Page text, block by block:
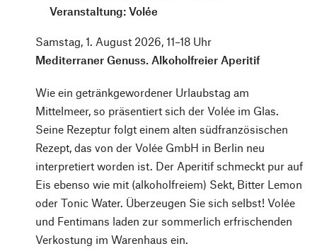
Veranstaltung: Volée
Samstag, 1. August 2026, 11–18 Uhr
Mediterraner Genuss. Alkoholfreier Aperitif
Wie ein getränkgewordener Urlaubstag am
Mittelmeer, so präsentiert sich der Volée im Glas.
Seine Rezeptur folgt einem alten südfranzösischen
Rezept, das von der Volée GmbH in Berlin neu
interpretiert worden ist. Der Aperitif schmeckt pur auf
Eis ebenso wie mit (alkoholfreiem) Sekt, Bitter Lemon
oder Tonic Water. Überzeugen Sie sich selbst! Volée
und Fentimans laden zur sommerlich erfrischenden
Verkostung im Warenhaus ein.